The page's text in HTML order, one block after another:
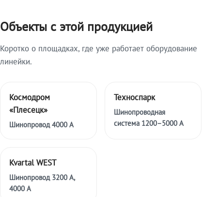
Объекты с этой продукцией
Коротко о площадках, где уже работает оборудование
линейки.
Космодром
«Плесецк»
Шинопровод 4000 А
Техноспарк
Шинопроводная
система 1200–5000 А
Kvartal WEST
Шинопровод 3200 А,
4000 А